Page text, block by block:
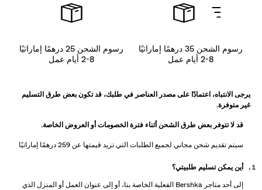
رسوم الشحن 25 درهمًا إماراتيًا
2-8 أيام عمل
رسوم الشحن 35 درهمًا إماراتيًا
2-8 أيام عمل
يرجى الانتباه، اعتمادًا على مصدر العناصر في طلبك، قد تكون بعض طرق التسليم
غير متوفرة.
قد لا تتوفر بعض طرق الشحن أثناء فترة الخصومات أو العروض الخاصة.
سيتم تقديم شحن مجاني لجميع الطلبات التي تزيد قيمتها عن 259 درهمًا إماراتيًا
أين يمكن تسليم طلبيتي؟
إلى أحد متاجر Bershka الفعلية الخاصة بنا، أو إلى عنوان العمل أو المنزل الذي